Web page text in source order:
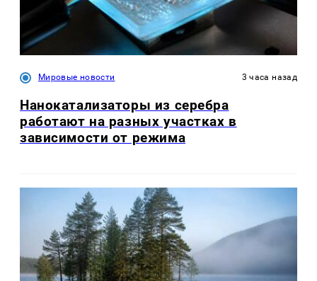
Мировые новости 3 часа назад
Нанокатализаторы из серебра
работают на разных участках в
зависимости от режима